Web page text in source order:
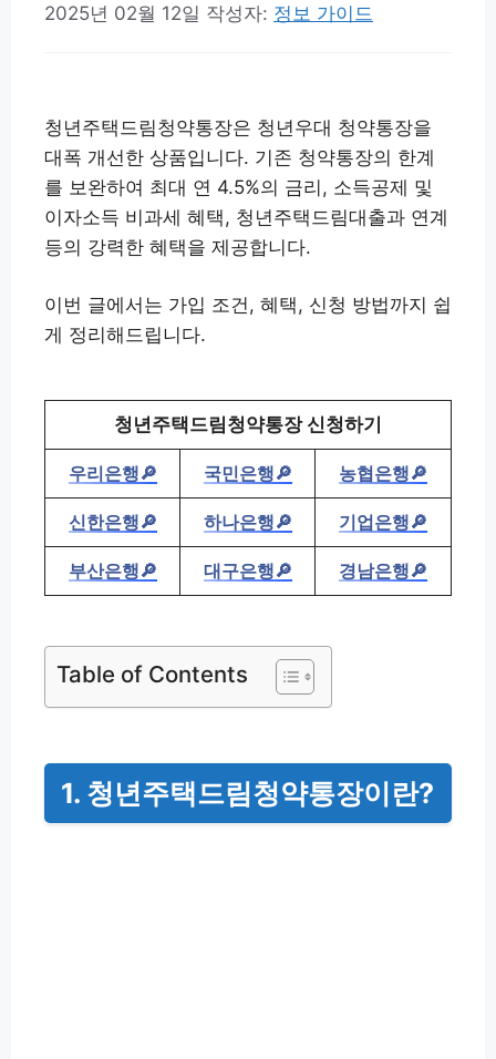
2025년 02월 12일 작성자: 정보 가이드
청년주택드림청약통장은 청년우대 청약통장을
대폭 개선한 상품입니다. 기존 청약통장의 한계
를 보완하여 최대 연 4.5%의 금리, 소득공제 및
이자소득 비과세 혜택, 청년주택드림대출과 연계
등의 강력한 혜택을 제공합니다.
이번 글에서는 가입 조건, 혜택, 신청 방법까지 쉽
게 정리해드립니다.
청년주택드림청약통장 신청하기
우리은행🔎 국민은행🔎 농협은행🔎
신한은행🔎 하나은행🔎 기업은행🔎
부산은행🔎 대구은행🔎 경남은행🔎
Table of Contents
1. 청년주택드림청약통장이란?